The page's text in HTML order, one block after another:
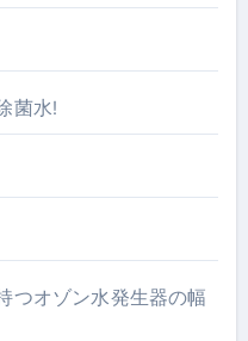
菌水!
つオゾン水発生器の幅